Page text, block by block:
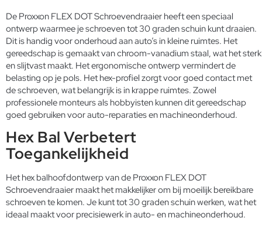
De Proxxon FLEX DOT Schroevendraaier heeft een speciaal
ontwerp waarmee je schroeven tot 30 graden schuin kunt draaien.
Dit is handig voor onderhoud aan auto’s in kleine ruimtes. Het
gereedschap is gemaakt van chroom-vanadium staal, wat het sterk
en slijtvast maakt. Het ergonomische ontwerp vermindert de
belasting op je pols. Het hex-profiel zorgt voor goed contact met
de schroeven, wat belangrijk is in krappe ruimtes. Zowel
professionele monteurs als hobbyisten kunnen dit gereedschap
goed gebruiken voor auto-reparaties en machineonderhoud.
Hex Bal Verbetert
Toegankelijkheid
Het hex balhoofdontwerp van de Proxxon FLEX DOT
Schroevendraaier maakt het makkelijker om bij moeilijk bereikbare
schroeven te komen. Je kunt tot 30 graden schuin werken, wat het
ideaal maakt voor precisiewerk in auto- en machineonderhoud.